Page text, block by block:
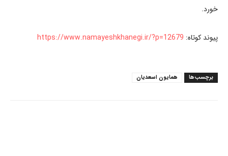
خورد.
پیوند کوتاه: https://www.namayeshkhanegi.ir/?p=12679
برچسب‌ها همایون اسعدیان